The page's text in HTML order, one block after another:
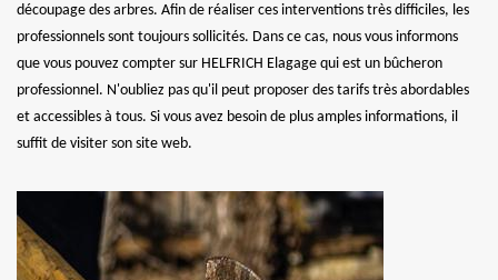
découpage des arbres. Afin de réaliser ces interventions très difficiles, les
professionnels sont toujours sollicités. Dans ce cas, nous vous informons
que vous pouvez compter sur HELFRICH Elagage qui est un bûcheron
professionnel. N'oubliez pas qu'il peut proposer des tarifs très abordables
et accessibles à tous. Si vous avez besoin de plus amples informations, il
suffit de visiter son site web.